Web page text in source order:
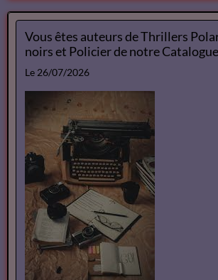
Vous êtes auteurs de Thrillers
noirs et Policier de notre Catalogue
Le 26/07/2026